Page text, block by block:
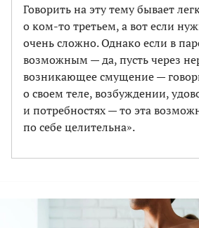
Говорить на эту тему бывает
о ком-то третьем, а вот если
очень сложно. Однако если в
возможным — да, пусть через
возникающее смущение —
о своем теле, возбуждении,
и потребностях — то эта
по себе целительна».